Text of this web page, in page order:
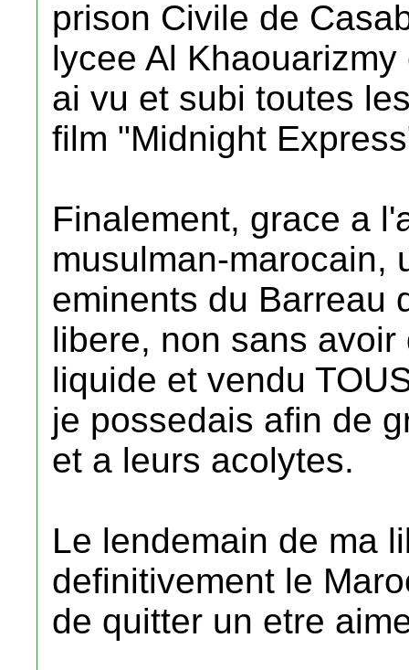
prison Civile de
lycee Al
ai vu et subi toutes
film "Midnight
Finalement, grace a
musulman-marocain,
eminents du Barreau
libere, non sans
liquide et vendu
je possedais afin de
et a leurs acolytes.
Le lendemain de ma
definitivement le
de quitter un etre